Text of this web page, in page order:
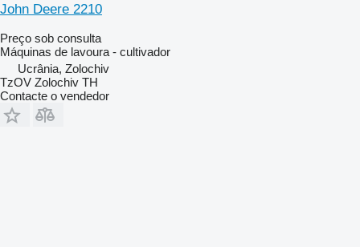
John Deere 2210
Preço sob consulta
Máquinas de lavoura - cultivador
Ucrânia, Zolochiv
TzOV Zolochiv TH
Contacte o vendedor